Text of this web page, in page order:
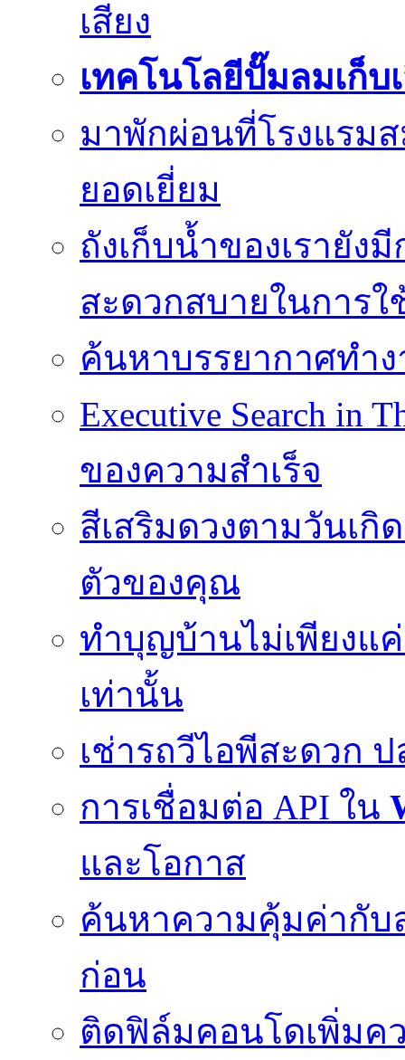
เสียง
เทคโนโลยีปั๊มลมเก็บ
มาพักผ่อนที่โรงแรม
ยอดเยี่ยม
ถังเก็บน้ำของเรายัง
สะดวกสบายในการใ
ค้นหาบรรยากาศทำ
Executive Search in
ของความสำเร็จ
สีเสริมดวงตามวันเ
ตัวของคุณ
ทำบุญบ้านไม่เพียงแ
เท่านั้น
เช่ารถวีไอพีสะดวก
การเชื่อมต่อ API ใน
และโอกาส
ค้นหาความคุ้มค่ากับ
ก่อน
ติดฟิล์มคอนโดเพิ่มค